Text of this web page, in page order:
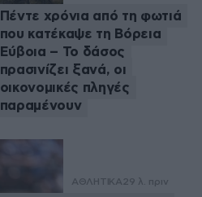
Πέντε χρόνια από τη φωτιά
που κατέκαψε τη Βόρεια
Εύβοια – Το δάσος
πρασινίζει ξανά, οι
οικονομικές πληγές
παραμένουν
ΑΘΛΗΤΙΚΑ29 λ. πριν